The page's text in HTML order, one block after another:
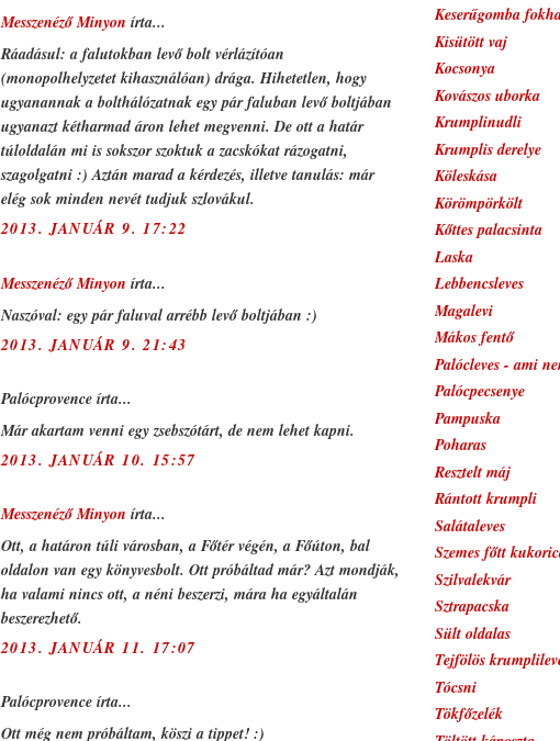
Messzenéző Minyon írta...
Ráadásul: a falutokban levő bolt vérlázítóan
(monopolhelyzetet kihasználóan) drága. Hihetetlen, hogy
ugyanannak a bolthálózatnak egy pár faluban levő boltjában
ugyanazt kétharmad áron lehet megvenni. De ott a határ
túloldalán mi is sokszor szoktuk a zacskókat rázogatni,
szagolgatni :) Aztán marad a kérdezés, illetve tanulás: már
elég sok minden nevét tudjuk szlovákul.
2013. JANUÁR 9. 17:22
Messzenéző Minyon írta...
Naszóval: egy pár faluval arrébb levő boltjában :)
2013. JANUÁR 9. 21:43
Palócprovence írta...
Már akartam venni egy zsebszótárt, de nem lehet kapni.
2013. JANUÁR 10. 15:57
Messzenéző Minyon írta...
Ott, a határon túli városban, a Főtér végén, a Főúton, bal
oldalon van egy könyvesbolt. Ott próbáltad már? Azt mondják,
ha valami nincs ott, a néni beszerzi, mára ha egyáltalán
beszerezhető.
2013. JANUÁR 11. 17:07
Palócprovence írta...
Ott még nem próbáltam, köszi a tippet! :)
Keserűgomba
Kisütött vaj
Kocsonya
Kovászos uborka
Krumplinudli
Krumplis derelye
Köleskása
Körömpörkölt
Kőttes palacsinta
Laska
Lebbencsleves
Magalevi
Mákos fentő
Palócleves - ami
Palócpecsenye
Pampuska
Poharas
Resztelt máj
Rántott krumpli
Salátaleves
Szemes főtt
Szilvalekvár
Sztrapacska
Sült oldalas
Tejfölös
Tócsni
Tökfőzelék